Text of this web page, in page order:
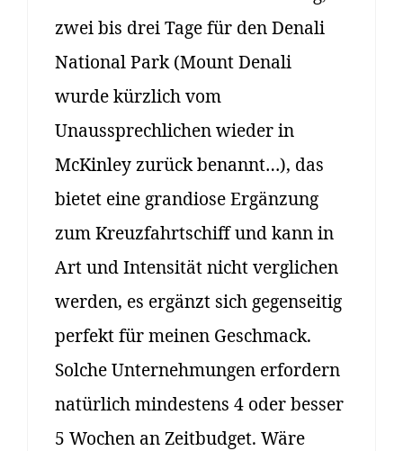
zwei bis drei Tage für den Denali
National Park (Mount Denali
wurde kürzlich vom
Unaussprechlichen wieder in
McKinley zurück benannt…), das
bietet eine grandiose Ergänzung
zum Kreuzfahrtschiff und kann in
Art und Intensität nicht verglichen
werden, es ergänzt sich gegenseitig
perfekt für meinen Geschmack.
Solche Unternehmungen erfordern
natürlich mindestens 4 oder besser
5 Wochen an Zeitbudget. Wäre